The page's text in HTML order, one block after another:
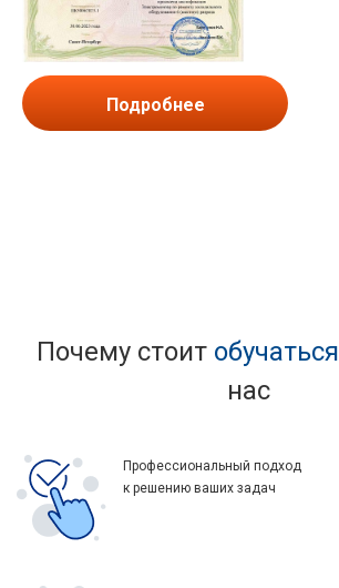
Подробнее
Почему стоит обучаться
нас
Профессиональный подход
к решению ваших задач